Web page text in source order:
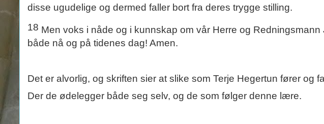
disse ugudelige og dermed faller bort fra deres trygge stilling.
18 Men voks i nåde og i kunnskap om vår Herre og
både nå og på tidenes dag! Amen.
Det er alvorlig, og skriften sier at slike som Terje Hegertun fører og
Der de ødelegger både seg selv, og de som følger denne lære.